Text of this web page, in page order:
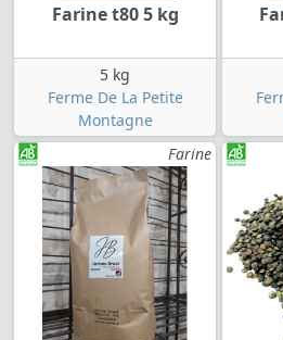
Farine t80 5 kg
5 kg
Ferme De La Petite
Montagne
Farine